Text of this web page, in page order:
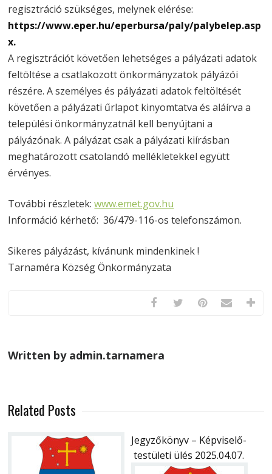
regisztráció szükséges, melynek elérése:
https://www.eper.hu/eperbursa/paly/palybelep.asp
x.
A regisztrációt követően lehetséges a pályázati adatok
feltöltése a csatlakozott önkormányzatok pályázói
részére. A személyes és pályázati adatok feltöltését
követően a pályázati űrlapot kinyomtatva és aláírva a
települési önkormányzatnál kell benyújtani a
pályázónak. A pályázat csak a pályázati kiírásban
meghatározott csatolandó mellékletekkel együtt
érvényes.
További részletek:www.emet.gov.hu
Információ kérhető: 36/479-116-os telefonszámon.
Sikeres pályázást, kívánunk mindenkinek !
Tarnaméra Község Önkormányzata
Written by admin.tarnamera
Related Posts
Jegyzőkönyv – Képviselő-
testületi ülés 2025.04.07.